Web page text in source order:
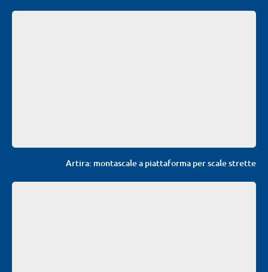
Artira: montascale a piattaforma per scale strette